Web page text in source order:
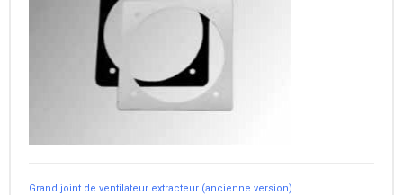
Grand joint de ventilateur extracteur (ancienne version)